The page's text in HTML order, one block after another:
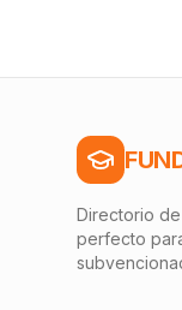
Directorio
perfecto